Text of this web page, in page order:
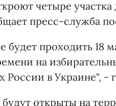
четыре участка
пресс-служба
будет проходить 18
на
России в Украине", -
будут открыты на